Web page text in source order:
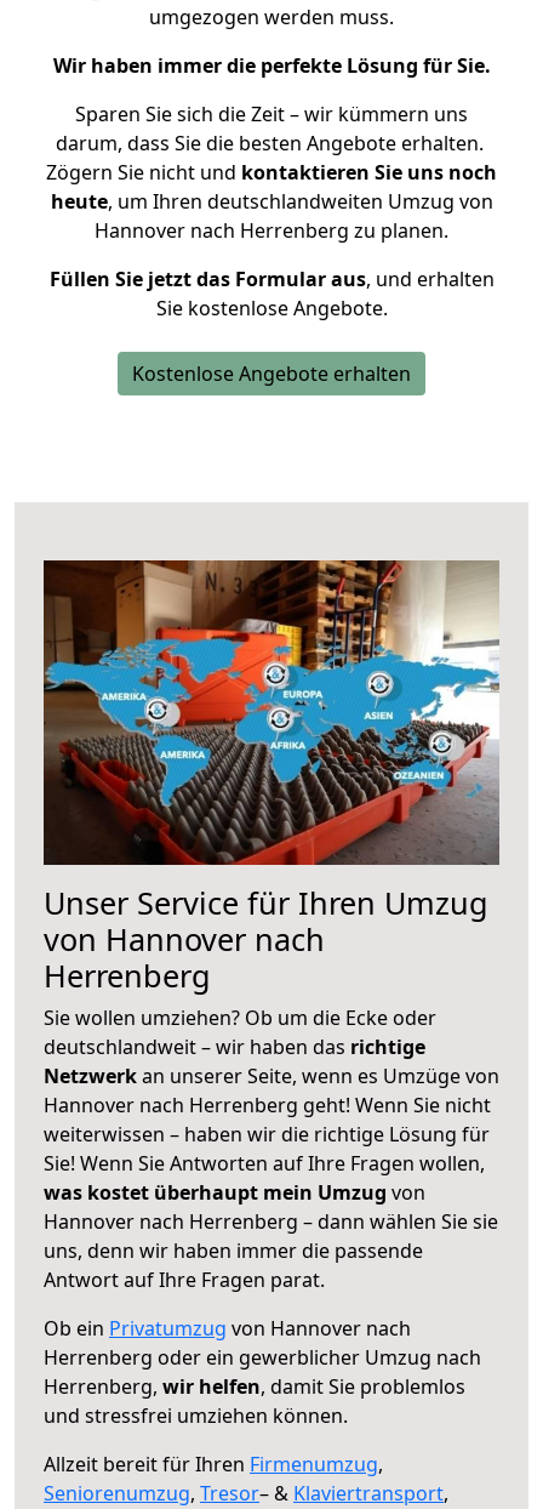
umgezogen werden muss.
Wir haben immer die perfekte Lösung für Sie.
Sparen Sie sich die Zeit – wir kümmern uns
darum, dass Sie die besten Angebote erhalten.
Zögern Sie nicht und kontaktieren Sie uns noch
heute, um Ihren deutschlandweiten Umzug von
Hannover nach Herrenberg zu planen.
Füllen Sie jetzt das Formular aus, und erhalten
Sie kostenlose Angebote.
Kostenlose Angebote erhalten
Unser Service für Ihren Umzug
von Hannover nach
Herrenberg
Sie wollen umziehen? Ob um die Ecke oder
deutschlandweit – wir haben das richtige
Netzwerkan unserer Seite, wenn es Umzüge von
Hannover nach Herrenberg geht! Wenn Sie nicht
weiterwissen – haben wir die richtige Lösung für
Sie! Wenn Sie Antworten auf Ihre Fragen wollen,
was kostet überhaupt mein Umzug von
Hannover nach Herrenberg – dann wählen Sie sie
uns, denn wir haben immer die passende
Antwort auf Ihre Fragen parat.
Ob ein Privatumzug von Hannover nach
Herrenberg oder ein gewerblicher Umzug nach
Herrenberg, wir helfen, damit Sie problemlos
und stressfrei umziehen können.
Allzeit bereit für Ihren Firmenumzug,
Seniorenumzug, Tresor– & Klaviertransport,